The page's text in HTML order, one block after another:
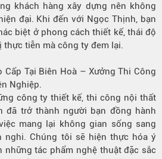
khách hàng xây dựng nên không
đại. Khi đến với Ngọc Thịnh, bạn
biệt ở phong cách thiết kế, thái độ
tiễn mà công ty đem lại.
Cấp Tại Biên Hoà – Xưởng Thi Công
Nghiệp.
công ty thiết kế, thi công nội thất
đã trở thành người bạn đồng hành
mang lại không gian sống sang
nghi. Chúng tôi sẽ hiện thực hóa ý
những tác phẩm nghệ thuật đặc sắc